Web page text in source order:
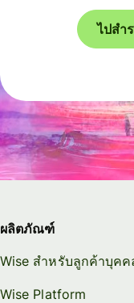
ไปสำ
ผลิตภัณฑ์
Wise สำหรับลูกค้าบุคค
Wise Platform